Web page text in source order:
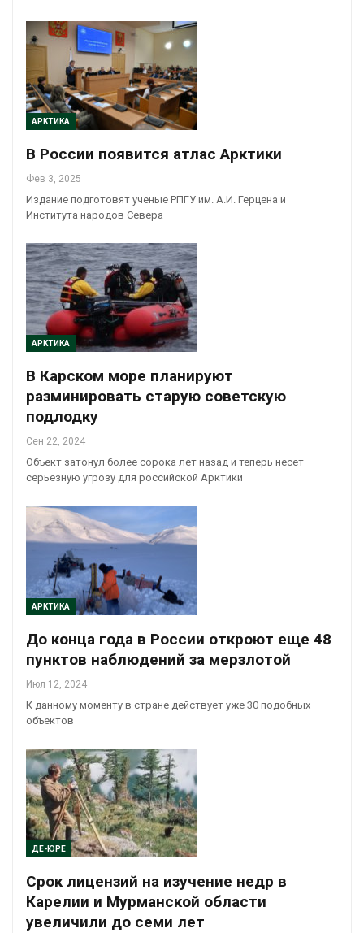
АРКТИКА
В России появится атлас Арктики
Фев 3, 2025
Издание подготовят ученые РПГУ им. А.И. Герцена и
Института народов Севера
АРКТИКА
В Карском море планируют
разминировать старую советскую
подлодку
Сен 22, 2024
Объект затонул более сорока лет назад и теперь несет
серьезную угрозу для российской Арктики
АРКТИКА
До конца года в России откроют еще 48
пунктов наблюдений за мерзлотой
Июл 12, 2024
К данному моменту в стране действует уже 30 подобных
объектов
ДЕ-ЮРЕ
Срок лицензий на изучение недр в
Карелии и Мурманской области
увеличили до семи лет